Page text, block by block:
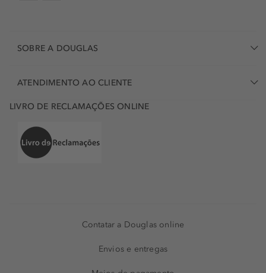
SOBRE A DOUGLAS
ATENDIMENTO AO CLIENTE
LIVRO DE RECLAMAÇÕES ONLINE
Contatar a Douglas online
Envios e entregas